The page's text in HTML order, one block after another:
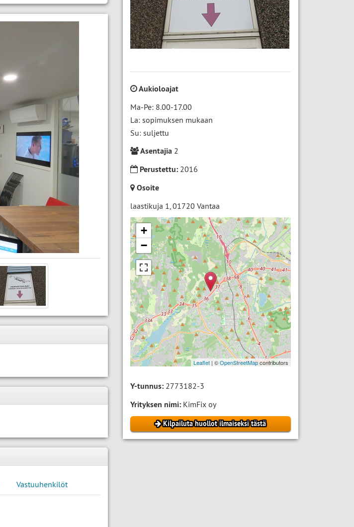
Aukioloajat
Ma-Pe: 8.00-17.00
La: sopimuksen mukaan
Su: suljettu
Asentajia2
Perustettu:2016
Osoite
laastikuja 1,01720 Vantaa
+
−
Leaflet | ©OpenStreetMapcontributors
Y-tunnus:2773182-3
Yrityksen nimi:KimFix oy
Kilpailuta huollot ilmaiseksi tästä
Vastuuhenkilöt